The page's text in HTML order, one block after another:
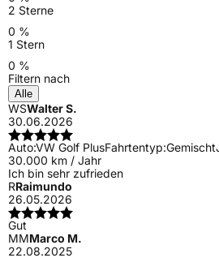
2 Sterne
0 %
1 Stern
0 %
Filtern nach
Alle
WSWalter S.
30.06.2026
Auto:VW Golf PlusFahrtentyp:Gemischt
30.000 km / Jahr
Ich bin sehr zufrieden
RRaimundo
26.05.2026
Gut
MMMarco M.
22.08.2025